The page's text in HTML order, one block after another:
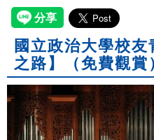
國立政治大學校
之路】（免費觀賞